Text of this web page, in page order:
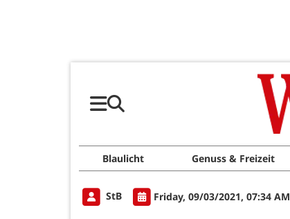
Blaulicht Genuss & Freizeit
StB Friday, 09/03/2021, 07:34 AM